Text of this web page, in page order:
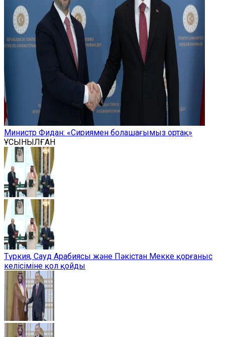
Министр Фидан: «Сириямен болашағымыз ортақ»
ҰСЫНЫЛҒАН
Түркия, Сауд Арабиясы және Пәкістан Мекке қорғаныс
келісіміне қол қойды